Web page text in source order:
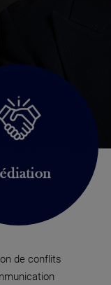
de conflits